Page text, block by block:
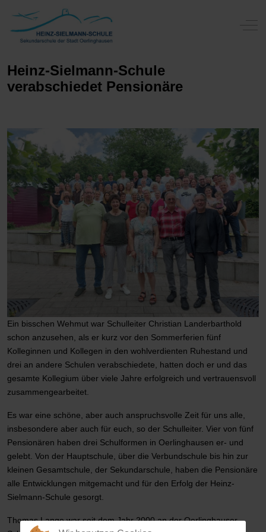
Off-
Heinz-Sielmann-Schule
verabschiedet Pensionäre
Ein bisschen Wehmut war Schulleiter Christian Landerbarthold
schon anzusehen, als er kurz vor den Sommerferien fünf
Kolleginnen und Kollegen in den wohlverdienten Ruhestand und
drei an andere Schulen verabschiedete, hatten doch er und das
gesamte Kollegium über viele Jahre erfolgreich und vertrauensvoll
zusammengearbeitet.
Es war eine schöne, aber auch anspruchsvolle Zeit für uns alle,
insbesondere aber auch für euch, so der Schulleiter. Vier von fünf
Pensionären haben drei Schulformen in Oerlinghausen er- und
gelebt. Von der Hauptschule, über die Verbundschule bis hin zur
kleinen Gesamtschule, der Sekundarschule, haben die Pensionäre
alle Entwicklungen mitgemacht und für den Erfolg der Heinz-
Sielmann-Schule gesorgt.
Thomas Lange war seit dem Jahr 2000 an der Oerlinghauser